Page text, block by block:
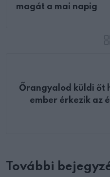
magát a mai napig
Őrangyalod küldi őt
ember érkezik az
További